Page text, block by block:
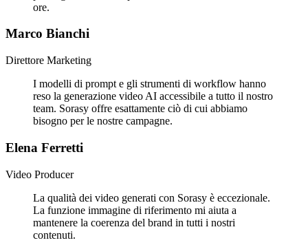
ore.
Marco Bianchi
Direttore Marketing
I modelli di prompt e gli strumenti di workflow hanno
reso la generazione video AI accessibile a tutto il nostro
team. Sorasy offre esattamente ciò di cui abbiamo
bisogno per le nostre campagne.
Elena Ferretti
Video Producer
La qualità dei video generati con Sorasy è eccezionale.
La funzione immagine di riferimento mi aiuta a
mantenere la coerenza del brand in tutti i nostri
contenuti.